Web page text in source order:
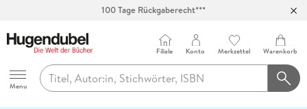
100 Tage Rückgaberecht***
Hugendubel
Menu
Filiale Konto Merkzettel Warenkorb